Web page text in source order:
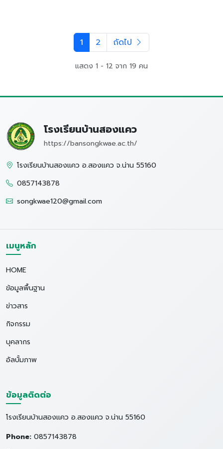
1 2 ถัดไป
แสดง 1 - 12 จาก 19 คน
โรงเรียนบ้านสองแคว
https://bansongkwae.ac.th/
โรงเรียนบ้านสองแคว อ.สองแคว จ.น่าน 55160
0857143878
songkwae120@gmail.com
เมนูหลัก
HOME
ข้อมูลพื้นฐาน
ข่าวสาร
กิจกรรม
บุคลากร
อัลบั้มภาพ
ข้อมูลติดต่อ
โรงเรียนบ้านสองแคว อ.สองแคว จ.น่าน 55160
Phone: 0857143878